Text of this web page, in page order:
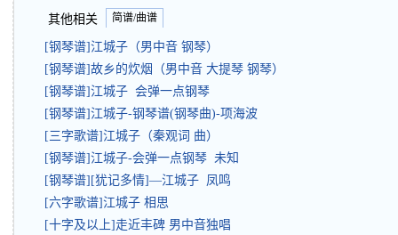
其他相关 简谱/曲谱
[钢琴谱]江城子（男中音 钢琴）
[钢琴谱]故乡的炊烟（男中音 大提琴 钢琴）
[钢琴谱]江城子 会弹一点钢琴
[钢琴谱]江城子-钢琴谱(钢琴曲)-项海波
[三字歌谱]江城子（秦观词 曲）
[钢琴谱]江城子-会弹一点钢琴 未知
[钢琴谱][犹记多情]—江城子 凤鸣
[六字歌谱]江城子 相思
[十字及以上]走近丰碑 男中音独唱